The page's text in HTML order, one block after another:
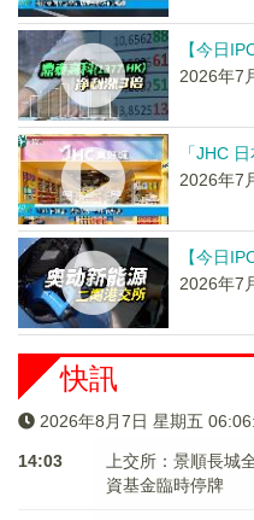
【今日
2026年7
「JHC
2026年7
【今日
2026年7
快訊
2026年8月7日 星期五
14:03
上交所：景順長城
資基金臨時停牌